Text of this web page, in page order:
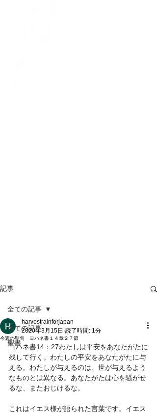
記事
全ての記事
聖書
全ての記事
今週の聖句 ヨハネ書１４章２７節
harvestrainforjapan
2020年3月15日 読了時間: 1分
ヨハネ書14：27わたしは平安をあなたがたに
残して行く。わたしの平安をあなたがたに与
える。わたしが与えるのは、世が与えるよう
なものとは異なる。あなたがたは心を騒がせ
るな、またおじけるな。
これはイエス様が語られた言葉です。イエス